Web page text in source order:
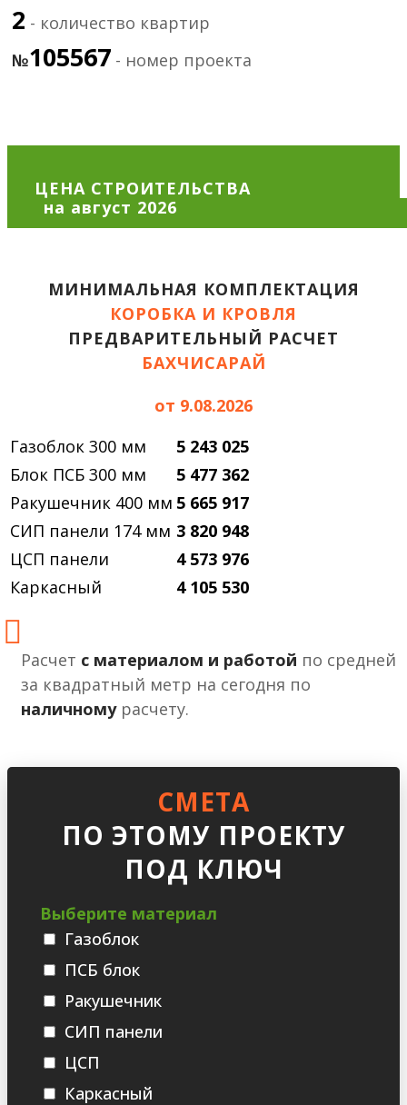
2 - количество квартир
№105567 - номер проекта
ЦЕНА СТРОИТЕЛЬСТВА
МИНИМАЛЬНАЯ КОМПЛЕКТАЦИЯ
КОРОБКА И КРОВЛЯ
ПРЕДВАРИТЕЛЬНЫЙ РАСЧЕТ
БАХЧИСАРАЙ
от 9.08.2026
Газоблок 300 мм
5 243 025
Блок ПСБ 300 мм
5 477 362
Ракушечник 400 мм 5 665 917
СИП панели 174 мм 3 820 948
ЦСП панели
4 573 976
Каркасный
4 105 530
Расчет с материалом и работой по средней
за квадратный метр на сегодня по
наличномурасчету.
СМЕТА
ПО ЭТОМУ ПРОЕКТУ
ПОД КЛЮЧ
Выберите материал
Газоблок
ПСБ блок
Ракушечник
СИП панели
ЦСП
Каркасный